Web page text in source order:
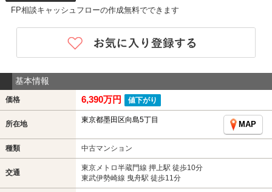
FP相談キャッシュフローの作成無料でできます
基本情報
価格 6,390万円 値下がり
所在地 東京都墨田区向島5丁目
MAP
種類 中古マンション
交通
東京メトロ半蔵門線 押上駅 徒歩10分
東武伊勢崎線 曳舟駅 徒歩11分